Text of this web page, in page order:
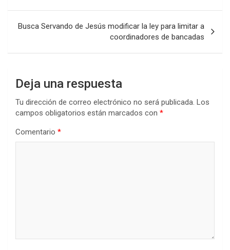
entradas
Busca Servando de Jesús modificar la ley para limitar a
coordinadores de bancadas
Deja una respuesta
Tu dirección de correo electrónico no será publicada. Los
campos obligatorios están marcados con *
Comentario *